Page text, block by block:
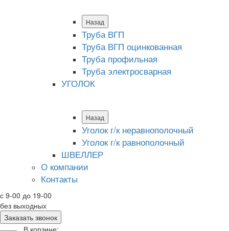
Назад
Труба ВГП
Труба ВГП оцинкованная
Труба профильная
Труба электросварная
УГОЛОК
Назад
Уголок г/к неравнополочный
Уголок г/к равнополочный
ШВЕЛЛЕР
О компании
Контакты
с 9-00 до 19-00
без выходных
Заказать звонок
В корзине: